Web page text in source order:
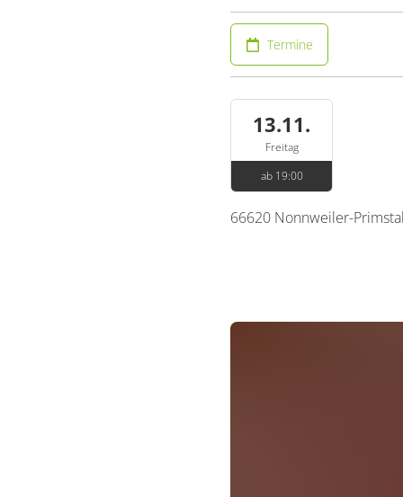
Termine
13.11.
Freitag
ab 19:00
66620 Nonnweiler-